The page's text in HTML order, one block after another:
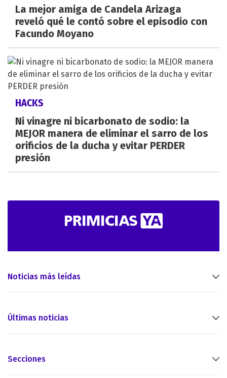
La mejor amiga de Candela Arizaga
reveló qué le contó sobre el episodio con
Facundo Moyano
HACKS
Ni vinagre ni bicarbonato de sodio: la
MEJOR manera de eliminar el sarro de los
orificios de la ducha y evitar PERDER
presión
Noticias más leídas
Últimas noticias
Secciones